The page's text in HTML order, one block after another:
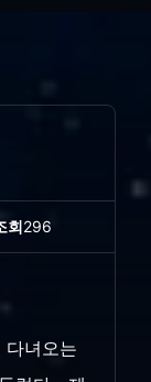
회296
다녀오는